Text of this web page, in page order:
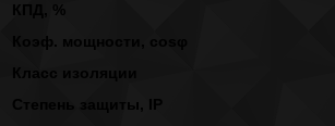
КПД, %
Коэф. мощности, cosφ
Класс изоляции
Степень защиты, IP